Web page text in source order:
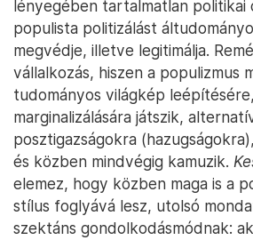
lényegében tartalmatlan politikai
populista politizálást
megvédje, illetve legitimálja.
vállalkozás, hiszen a populizmus
tudományos világkép
marginalizálására játszik,
posztigazságokra
és közben mindvégig kamuzik.
elemez, hogy közben maga is a
stílus foglyává lesz, utolsó
szektáns gondolkodásmódnak: